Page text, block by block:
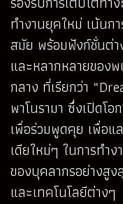
ทำงานยุคใหม่ เน้นก
สมัย พร้อมฟังก์ชั่นต่
และหลากหลายของ
กลาง ที่เรียกว่า
พาโนรามา ซึ่งเปิดโ
เพื่อร่วมพูดคุย เพื่อแ
เดียใหม่ๆ ในการทำ
ของบุคลากรอย่างสู
และเทคโนโลยีต่างๆ